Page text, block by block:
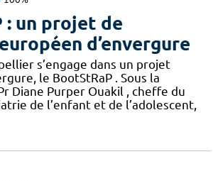
: un projet de
d’envergure
s’engage dans un projet
le BootStRaP . Sous la
Diane Purper Ouakil , cheffe du
de l’enfant et de l’adolescent,